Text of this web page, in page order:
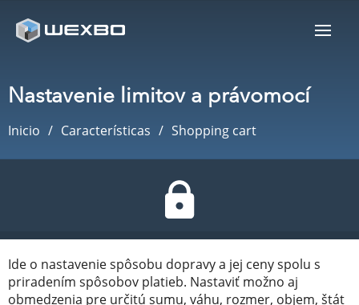
Nastavenie limitov a právomocí
Inicio Características Shopping cart
Ide o nastavenie spôsobu dopravy a jej ceny spolu s
priradením spôsobov platieb. Nastaviť možno aj
obmedzenia pre určitú sumu, váhu, rozmer, objem, štát